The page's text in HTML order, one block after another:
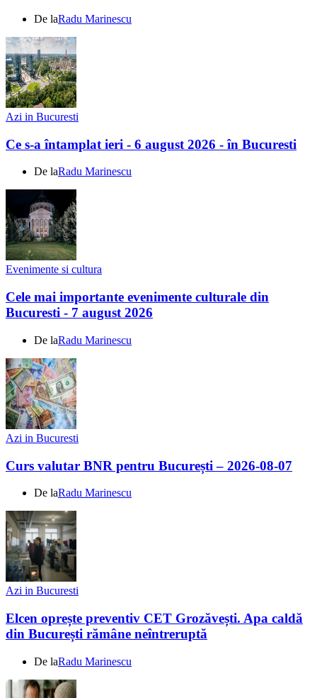
De laRadu Marinescu
Azi in Bucuresti
Ce s-a întamplat ieri - 6 august 2026 - în Bucuresti
De laRadu Marinescu
Evenimente si cultura
Cele mai importante evenimente culturale din
Bucuresti - 7 august 2026
De laRadu Marinescu
Azi in Bucuresti
Curs valutar BNR pentru București – 2026-08-07
De laRadu Marinescu
Azi in Bucuresti
Elcen oprește preventiv CET Grozăvești. Apa caldă
din București rămâne neîntreruptă
De laRadu Marinescu